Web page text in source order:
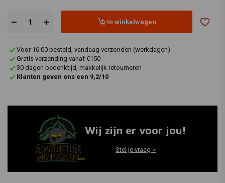
In winkelwagen
Voor 16:00 besteld, vandaag verzonden (werkdagen)
Gratis verzending vanaf €150
30 dagen bedenktijd, makkelijk retourneren
Klanten geven ons een 9,2/10
Wij zijn er voor jou!
Stel je vraag >